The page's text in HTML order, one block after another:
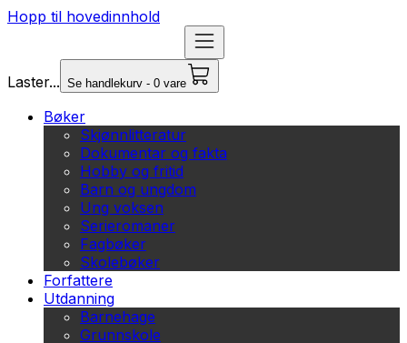
Hopp til hovedinnhold
Laster... Se handlekurv - 0 vare
Bøker
Skjønnlitteratur
Dokumentar og fakta
Hobby og fritid
Barn og ungdom
Ung voksen
Serieromaner
Fagbøker
Skolebøker
Forfattere
Utdanning
Barnehage
Grunnskole